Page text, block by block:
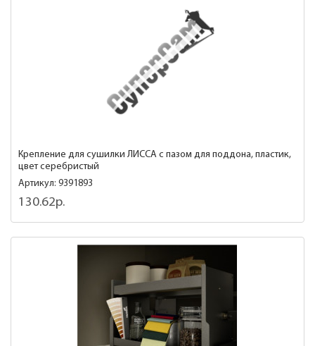
Крепление для сушилки ЛИССА с пазом для поддона, пластик,
цвет серебристый
Артикул: 9391893
130.62р.